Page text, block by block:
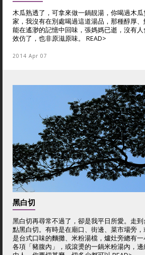
木瓜熟透了，可拿來做一鍋靚湯，你喝過木
家，我沒有在別處喝過這道湯品，那種醇厚
能在遙渺的記憶中回味，張媽媽已逝，沒有
效仿了，也非原滋原味。 READ>
2014 Apr 07
黑白切
黑白切再尋常不過了，卻是我平日所愛。走
點黑白切。有時是在廟口、街邊、菜市場旁
是台式口味的麵攤、米粉湯檔，爐灶旁總有
各項「豬腹內」，或滾燙的一鍋米粉湯內，